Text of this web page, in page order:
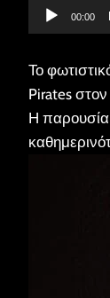
00:00
Το
Pirates στον
Η παρουσία